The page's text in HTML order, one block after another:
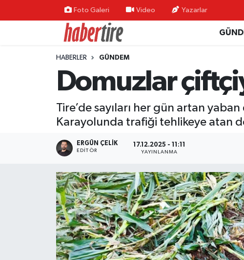
Foto Galeri Video Yazarlar
HABERLER GÜNDEM
Domuzlar
Tire’de sayıları her gün artan
Karayolunda trafiği tehlikeye atan
ERGÜN ÇELIK
EDITÖR
17.12.2025 - 11:11
YAYINLANMA
Tire Nöbetçi Eczaneler
Tire Hava Durumu
Tire Trafik Yoğunluk Haritası
Süper Lig Puan Durumu ve Fikstür
Haber Arşivi